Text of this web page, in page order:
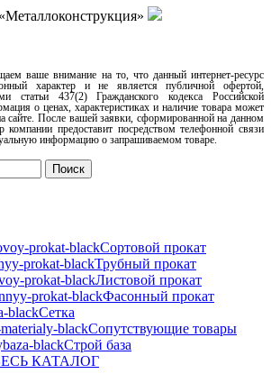
ваше внимание на то, что данный интернет-ресурс
характер и не является публичной офертой,
статьи 437(2) Гражданского кодекса Российской
о ценах, характеристиках и наличие товара может
сайте. После вашей заявки, сформированной на данном
компании предоставит посредством телефонной связи
информацию о запрашиваемом товаре.
Поиск
Сортовой прокат
Трубный прокат
Листовой прокат
Фасонный прокат
Сетка
Сопутствующие товары
Строй база
КАТАЛОГ